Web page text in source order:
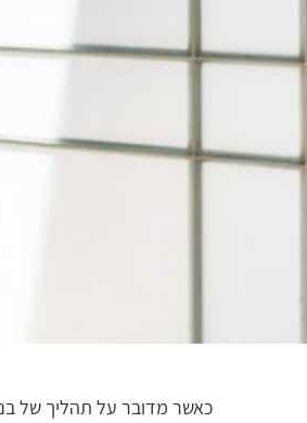
כאשר מדובר על תהליך של